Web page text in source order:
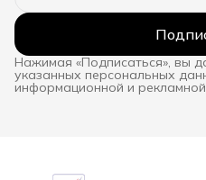
Нажимая «Подписаться», вы
указанных персональных
информационной и